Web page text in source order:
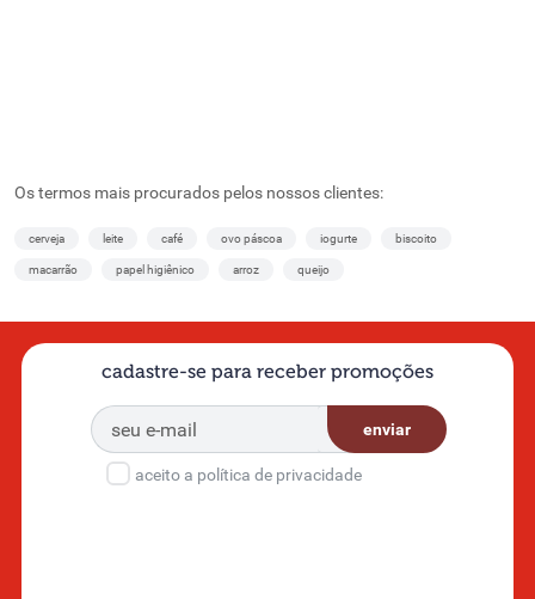
Os termos mais procurados pelos nossos clientes:
cerveja leite café ovo páscoa iogurte biscoito
macarrão papel higiênico arroz queijo
cadastre-se para receber promoções
enviar
aceito a política de privacidade